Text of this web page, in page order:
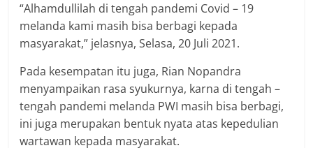
“Alhamdullilah di tengah pandemi Covid – 19
melanda kami masih bisa berbagi kepada
masyarakat,” jelasnya, Selasa, 20 Juli 2021.
Pada kesempatan itu juga, Rian Nopandra
menyampaikan rasa syukurnya, karna di tengah –
tengah pandemi melanda PWI masih bisa berbagi,
ini juga merupakan bentuk nyata atas kepedulian
wartawan kepada masyarakat.